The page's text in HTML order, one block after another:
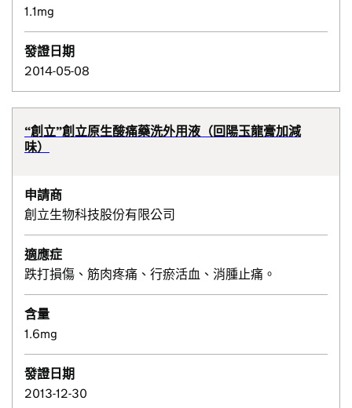
1.1mg
發證日期
2014-05-08
“創立”創立原生酸痛藥洗外用液（回陽玉龍膏加減
味）
申請商
創立生物科技股份有限公司
適應症
跌打損傷、筋肉疼痛、行瘀活血、消腫止痛。
含量
1.6mg
發證日期
2013-12-30